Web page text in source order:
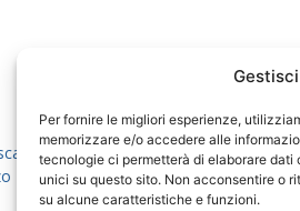
Per fornire le migliori esperienze,
memorizzare e/o accedere alle
tecnologie ci permetterà di elaborare
unici su questo sito. Non acconsentire o
su alcune caratteristiche e funzioni.
80069130583
D'Anna